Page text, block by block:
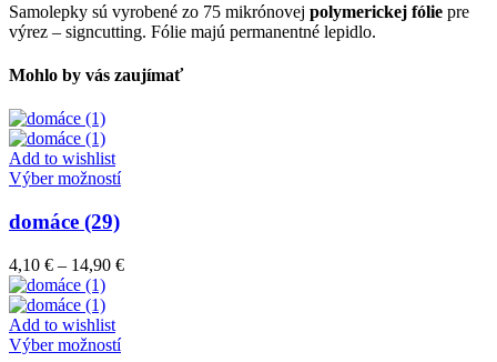
Samolepky sú vyrobené zo 75 mikrónovej polymerickej fólie pre
výrez – signcutting. Fólie majú permanentné lepidlo.
Mohlo by vás zaujímať
Add to wishlist
Výber možnostíTento
variantov.
Možnosti
vybrať
na
domáce (29)
4,10 € – 14,90 €Price
Add to wishlist
Výber možnostíTento